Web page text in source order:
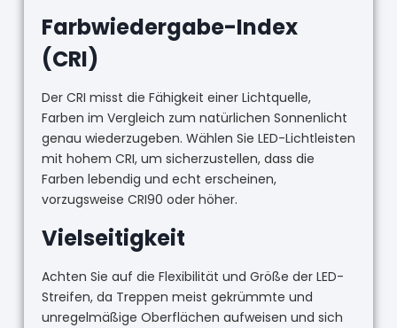
Farbwiedergabe-Index
(CRI)
Der CRI misst die Fähigkeit einer Lichtquelle,
Farben im Vergleich zum natürlichen Sonnenlicht
genau wiederzugeben. Wählen Sie LED-Lichtleisten
mit hohem CRI, um sicherzustellen, dass die
Farben lebendig und echt erscheinen,
vorzugsweise CRI90 oder höher.
Vielseitigkeit
Achten Sie auf die Flexibilität und Größe der LED-
Streifen, da Treppen meist gekrümmte und
unregelmäßige Oberflächen aufweisen und sich